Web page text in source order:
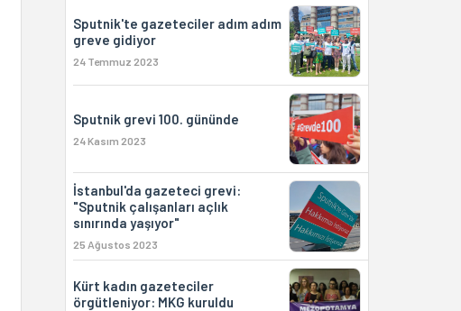
Sputnik'te gazeteciler adım adım
greve gidiyor
24 Temmuz 2023
Sputnik grevi 100. gününde
24 Kasım 2023
İstanbul'da gazeteci grevi:
"Sputnik çalışanları açlık
sınırında yaşıyor"
25 Ağustos 2023
Kürt kadın gazeteciler
örgütleniyor: MKG kuruldu